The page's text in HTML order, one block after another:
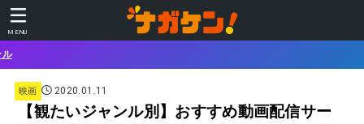
MENU
映画 2020.01.11
【観たいジャンル別】おすすめ動画配信サー